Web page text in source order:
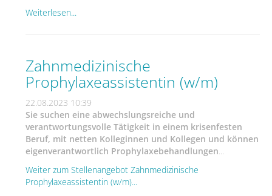
Weiterlesen...
Zahnmedizinische
Prophylaxeassistentin (w/m)
22.08.2023 10:39
Sie suchen eine abwechslungsreiche und
verantwortungsvolle Tätigkeit in einem krisenfesten
Beruf, mit netten Kolleginnen und Kollegen und können
eigenverantwortlich Prophylaxebehandlungen
Weiter zum Stellenangebot Zahnmedizinische
Prophylaxeassistentin (w/m)...